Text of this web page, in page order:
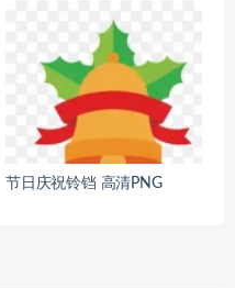
节日庆祝铃铛 高清PNG